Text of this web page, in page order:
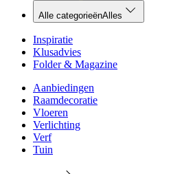
Alle categorieënAlles
Inspiratie
Klusadvies
Folder & Magazine
Aanbiedingen
Raamdecoratie
Vloeren
Verlichting
Verf
Tuin